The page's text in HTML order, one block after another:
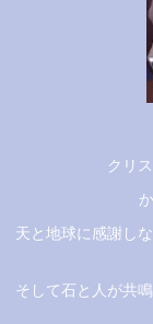
クリ
天と地球に感謝し
そして石と人が共